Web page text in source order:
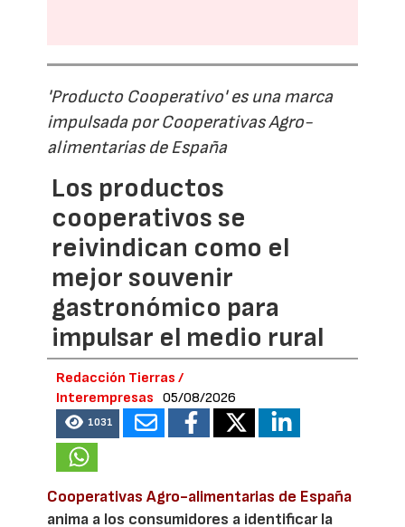
'Producto Cooperativo' es una marca
impulsada por Cooperativas Agro-
alimentarias de España
Los productos
cooperativos se
reivindican como el
mejor souvenir
gastronómico para
impulsar el medio rural
Redacción Tierras /
Interempresas
05/08/2026
1031
Cooperativas Agro-alimentarias de España
anima a los consumidores a identificar la